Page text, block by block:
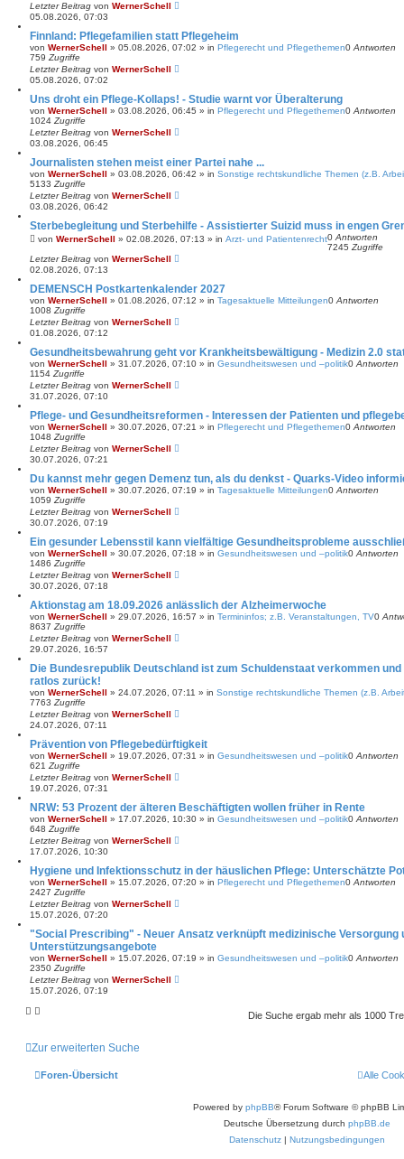
Letzter Beitrag von WernerSchell
05.08.2026, 07:03
Finnland: Pflegefamilien statt Pflegeheim
von WernerSchell » 05.08.2026, 07:02 » in Pflegerecht und Pflegethemen0 Antworten
759 Zugriffe
Letzter Beitrag von WernerSchell
05.08.2026, 07:02
Uns droht ein Pflege-Kollaps! - Studie warnt vor Überalterung
von WernerSchell » 03.08.2026, 06:45 » in Pflegerecht und Pflegethemen0 Antworten
1024 Zugriffe
Letzter Beitrag von WernerSchell
03.08.2026, 06:45
Journalisten stehen meist einer Partei nahe ...
von WernerSchell » 03.08.2026, 06:42 » in Sonstige rechtskundliche Themen (z.B.
5133 Zugriffe
Letzter Beitrag von WernerSchell
03.08.2026, 06:42
Sterbebegleitung und Sterbehilfe - Assistierter Suizid muss in engen
von WernerSchell » 02.08.2026, 07:13 » in Arzt- und Patientenrecht0 Antworten
7245 Zugriffe
Letzter Beitrag von WernerSchell
02.08.2026, 07:13
DEMENSCH Postkartenkalender 2027
von WernerSchell » 01.08.2026, 07:12 » in Tagesaktuelle Mitteilungen0 Antworten
1008 Zugriffe
Letzter Beitrag von WernerSchell
01.08.2026, 07:12
Gesundheitsbewahrung geht vor Krankheitsbewältigung - Medizin 2.0
von WernerSchell » 31.07.2026, 07:10 » in Gesundheitswesen und –politik0 Antworten
1154 Zugriffe
Letzter Beitrag von WernerSchell
31.07.2026, 07:10
Pflege- und Gesundheitsreformen - Interessen der Patienten und
von WernerSchell » 30.07.2026, 07:21 » in Pflegerecht und Pflegethemen0 Antworten
1048 Zugriffe
Letzter Beitrag von WernerSchell
30.07.2026, 07:21
Du kannst mehr gegen Demenz tun, als du denkst - Quarks-Video
von WernerSchell » 30.07.2026, 07:19 » in Tagesaktuelle Mitteilungen0 Antworten
1059 Zugriffe
Letzter Beitrag von WernerSchell
30.07.2026, 07:19
Ein gesunder Lebensstil kann vielfältige Gesundheitsprobleme
von WernerSchell » 30.07.2026, 07:18 » in Gesundheitswesen und –politik0 Antworten
1486 Zugriffe
Letzter Beitrag von WernerSchell
30.07.2026, 07:18
Aktionstag am 18.09.2026 anlässlich der Alzheimerwoche
von WernerSchell » 29.07.2026, 16:57 » in Termininfos; z.B. Veranstaltungen, TV0
8637 Zugriffe
Letzter Beitrag von WernerSchell
29.07.2026, 16:57
Die Bundesrepublik Deutschland ist zum Schuldenstaat verkommen
ratlos zurück!
von WernerSchell » 24.07.2026, 07:11 » in Sonstige rechtskundliche Themen (z.B.
7763 Zugriffe
Letzter Beitrag von WernerSchell
24.07.2026, 07:11
Prävention von Pflegebedürftigkeit
von WernerSchell » 19.07.2026, 07:31 » in Gesundheitswesen und –politik0 Antworten
621 Zugriffe
Letzter Beitrag von WernerSchell
19.07.2026, 07:31
NRW: 53 Prozent der älteren Beschäftigten wollen früher in Rente
von WernerSchell » 17.07.2026, 10:30 » in Gesundheitswesen und –politik0 Antworten
648 Zugriffe
Letzter Beitrag von WernerSchell
17.07.2026, 10:30
Hygiene und Infektionsschutz in der häuslichen Pflege: Unterschätzte
von WernerSchell » 15.07.2026, 07:20 » in Pflegerecht und Pflegethemen0 Antworten
2427 Zugriffe
Letzter Beitrag von WernerSchell
15.07.2026, 07:20
"Social Prescribing" - Neuer Ansatz verknüpft medizinische Versorgung
Unterstützungsangebote
von WernerSchell » 15.07.2026, 07:19 » in Gesundheitswesen und –politik0 Antworten
2350 Zugriffe
Letzter Beitrag von WernerSchell
15.07.2026, 07:19
Die Suche ergab mehr als 1000
Zur erweiterten Suche
Foren-Übersicht Alle
Powered by phpBB® Forum Software © phpBB
Deutsche Übersetzung durch phpBB.de
Datenschutz | Nutzungsbedingungen